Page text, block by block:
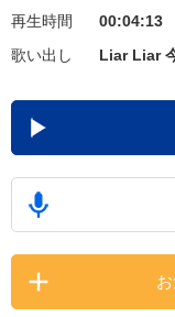
お知らせ よく
カ
家族
再生時間
00:04:13
歌い出し
Liar Liar